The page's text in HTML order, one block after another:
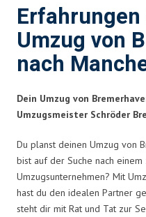
Umzug von
nach
Dein Umzug von
Umzugsmeister Schröder
Du planst deinen Umzug von
bist auf der Suche nach
Umzugsunternehmen? Mit
hast du den idealen Partner
steht dir mit Rat und Tat zur